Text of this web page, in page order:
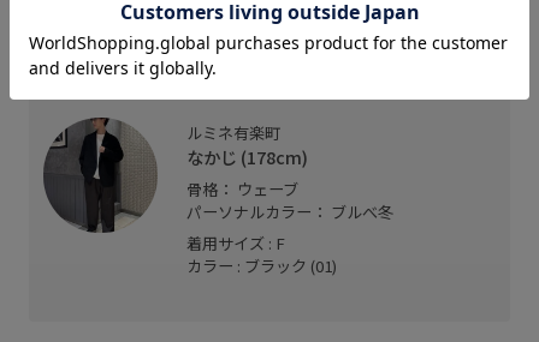
夏らしいブルーカラーのカラー調光レンズが別注ポ
イント。紫外線に当たるとグレーにレンズカラーが
変わります。外と室内で異なる表情を楽しめます。
ルミネ有楽町
なかじ (178cm)
骨格： ウェーブ
パーソナルカラー： ブルべ冬
着用サイズ : F
カラー : ブラック (01)